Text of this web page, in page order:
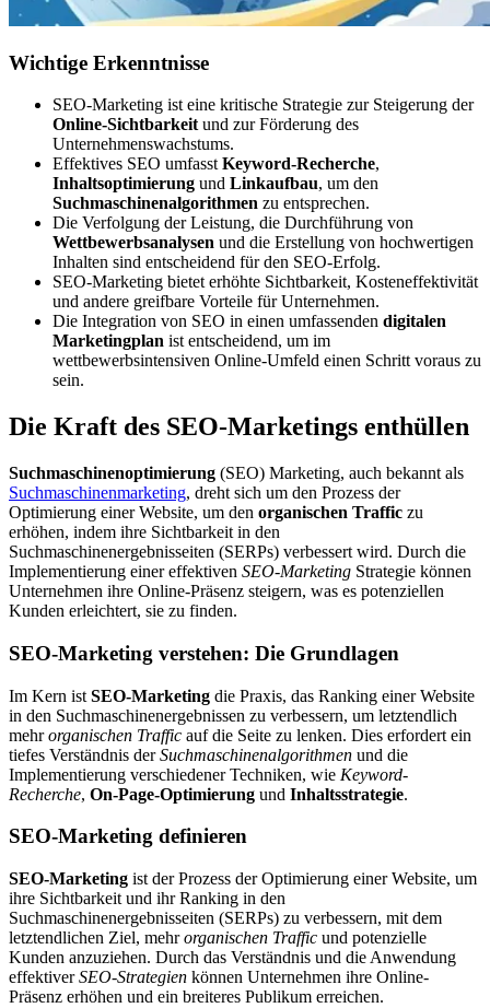
Wichtige Erkenntnisse
SEO-Marketing ist eine kritische Strategie zur Steigerung der
Online-Sichtbarkeitund zur Förderung des
Unternehmenswachstums.
Effektives SEO umfasstKeyword-Recherche,
Inhaltsoptimierung und Linkaufbau, um den
Suchmaschinenalgorithmen zu entsprechen.
Die Verfolgung der Leistung, die Durchführung von
Wettbewerbsanalysen und die Erstellung von hochwertigen
Inhalten sind entscheidend für den SEO-Erfolg.
SEO-Marketing bietet erhöhte Sichtbarkeit, Kosteneffektivität
und andere greifbare Vorteile für Unternehmen.
Die Integration von SEO in einen umfassenden digitalen
Marketingplan ist entscheidend, um im
wettbewerbsintensiven Online-Umfeld einen Schritt voraus zu
sein.
Die Kraft des SEO-Marketings enthüllen
Suchmaschinenoptimierung (SEO) Marketing, auch bekannt als
Suchmaschinenmarketing, dreht sich um den Prozess der
Optimierung einer Website, um den organischen Traffic zu
erhöhen, indem ihre Sichtbarkeit in den
Suchmaschinenergebnisseiten (SERPs) verbessert wird. Durch die
Implementierung einer effektiven SEO-Marketing Strategie können
Unternehmen ihre Online-Präsenz steigern, was es potenziellen
Kunden erleichtert, sie zu finden.
SEO-Marketing verstehen: Die Grundlagen
Im Kern ist SEO-Marketing die Praxis, das Ranking einer Website
in den Suchmaschinenergebnissen zu verbessern, um letztendlich
mehrorganischen Traffic auf die Seite zu lenken. Dies erfordert ein
tiefes Verständnis derSuchmaschinenalgorithmen und die
Implementierung verschiedener Techniken, wie Keyword-
Recherche, On-Page-Optimierung und Inhaltsstrategie.
SEO-Marketing definieren
SEO-Marketing ist der Prozess der Optimierung einer Website, um
ihre Sichtbarkeit und ihr Ranking in den
Suchmaschinenergebnisseiten (SERPs) zu verbessern, mit dem
letztendlichen Ziel, mehrorganischen Traffic und potenzielle
Kunden anzuziehen. Durch das Verständnis und die Anwendung
effektiverSEO-Strategien können Unternehmen ihre Online-
Präsenz erhöhen und ein breiteres Publikum erreichen.